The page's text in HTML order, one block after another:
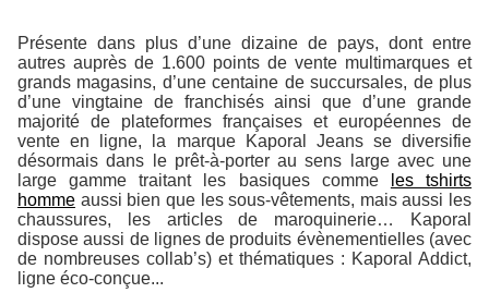
Présente dans plus d’une dizaine de pays, dont entre
autres auprès de 1.600 points de vente multimarques et
grands magasins, d’une centaine de succursales, de plus
d’une vingtaine de franchisés ainsi que d’une grande
majorité de plateformes françaises et européennes de
vente en ligne, la marque Kaporal Jeans se diversifie
désormais dans le prêt-à-porter au sens large avec une
large gamme traitant les basiques comme
les tshirts
homme aussi bien que les sous-vêtements, mais aussi les
chaussures, les articles de maroquinerie… Kaporal
dispose aussi de lignes de produits évènementielles (avec
de nombreuses collab’s) et thématiques : Kaporal Addict,
ligne éco-conçue...